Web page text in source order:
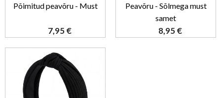
Põimitud peavõru - Must
7,95€
Peavõru - Sõlmega must
samet
8,95€